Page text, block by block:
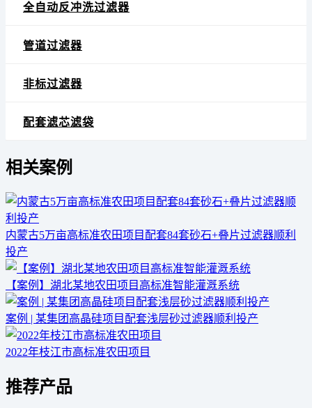
全自动反冲洗过滤器
管道过滤器
非标过滤器
配套滤芯滤袋
相关案例
内蒙古5万亩高标准农田项目配套84套砂石+叠片过滤器顺利
投产
【案例】湖北某地农田项目高标准智能灌溉系统
案例 | 某集团高晶硅项目配套浅层砂过滤器顺利投产
2022年枝江市高标准农田项目
推荐产品